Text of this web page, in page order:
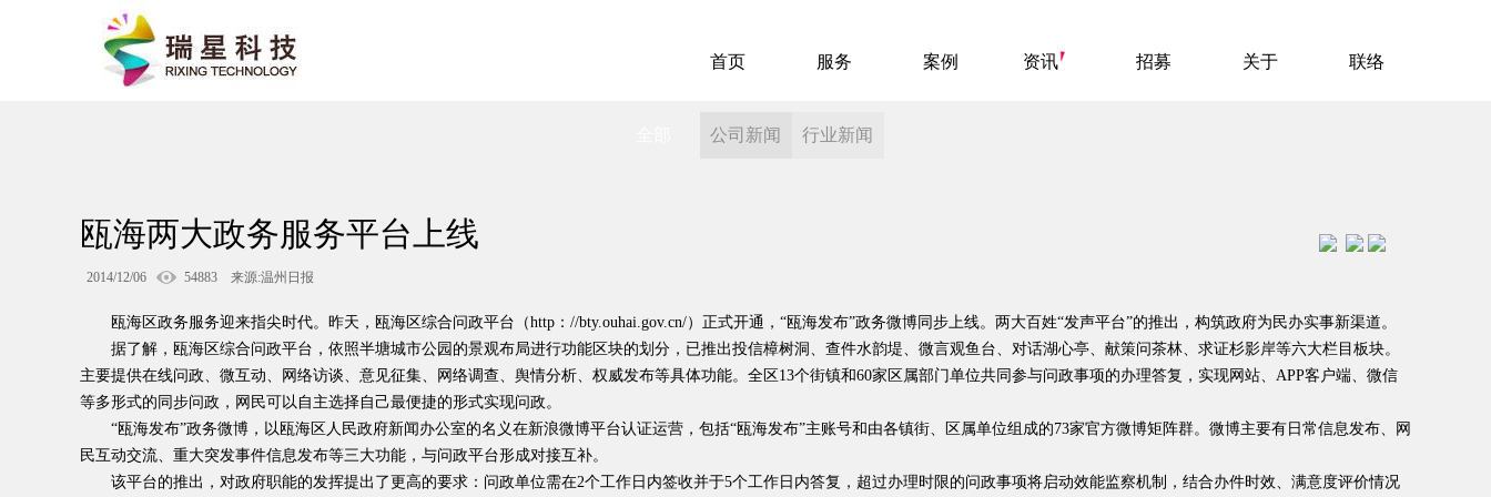
首页 服务 案例 资讯 招募 关于 联络
公司新闻 行业新闻
瓯海两大政务服务平台上线
2014/12/06 54883 来源:温州日报
瓯海区政务服务迎来指尖时代。昨天，瓯海区综合问政平台（http：//bty.ouhai.gov.cn/）正式开通，“瓯海发布”政务微博同步上线。两大百姓“发声平台”的推出，构筑政府为民办实事新渠道。
据了解，瓯海区综合问政平台，依照半塘城市公园的景观布局进行功能区块的划分，已推出投信樟树洞、查件水韵堤、微言观鱼台、对话湖心亭、献策问茶林、求证杉影岸等六大栏目板块。
主要提供在线问政、微互动、网络访谈、意见征集、网络调查、舆情分析、权威发布等具体功能。全区13个街镇和60家区属部门单位共同参与问政事项的办理答复，实现网站、APP客户端、微信
等多形式的同步问政，网民可以自主选择自己最便捷的形式实现问政。
“瓯海发布”政务微博，以瓯海区人民政府新闻办公室的名义在新浪微博平台认证运营，包括“瓯海发布”主账号和由各镇街、区属单位组成的73家官方微博矩阵群。微博主要有日常信息发布、网
民互动交流、重大突发事件信息发布等三大功能，与问政平台形成对接互补。
该平台的推出，对政府职能的发挥提出了更高的要求：问政单位需在2个工作日内签收并于5个工作日内答复，超过办理时限的问政事项将启动效能监察机制，结合办件时效、满意度评价情况